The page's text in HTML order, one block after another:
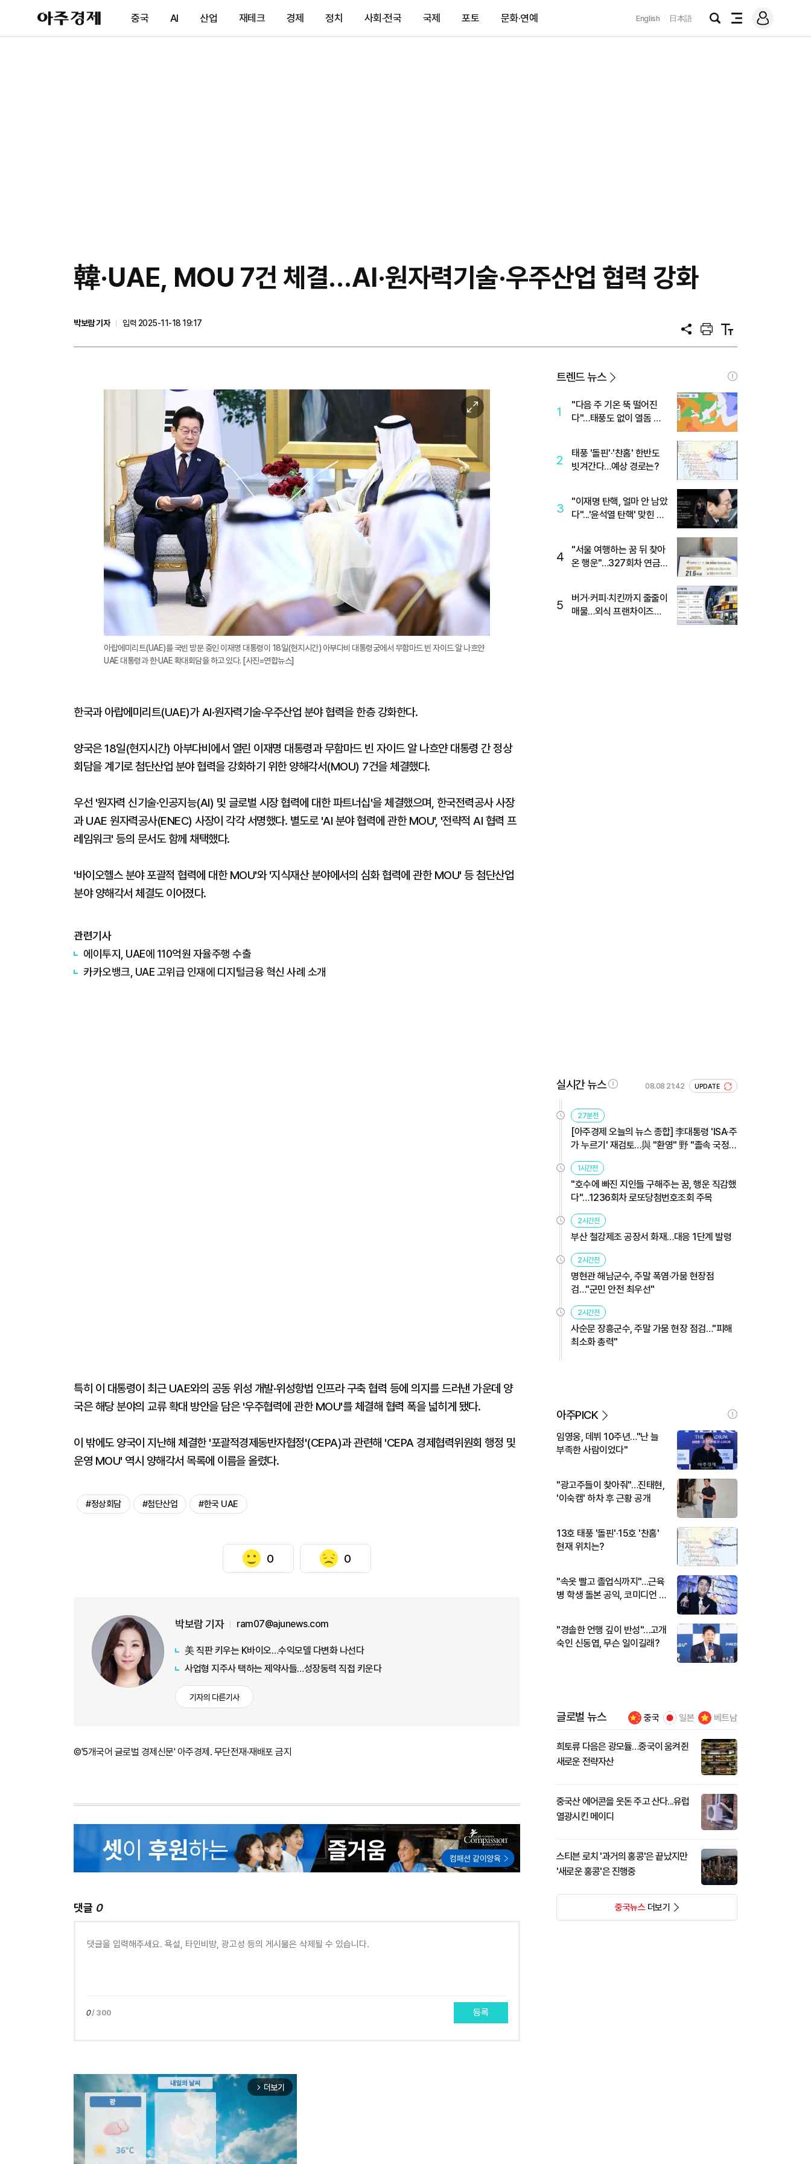
아
주
제
중국 AI 산업 재테크 경제 정치 사회·전국 국제 포토 문화·연예 English 日本語
검
전
메
그
韓·UAE, MOU 7건 체결…AI·원자력기술·우주산업 협력 강화
박보람 기자
입력 2025-11-18 19:17
공
프
트
텍
트
이
미
확
대
아랍에미리트(UAE)를 국빈 방문 중인 이재명 대통령이 18일(현지시간) 아부다비 대통령궁에서 무함마드 빈 자이드 알 나흐얀
UAE 대통령과 한·UAE 확대회담을 하고 있다. [사진=연합뉴스]
한국과 아랍에미리트(UAE)가 AI·원자력기술·우주산업 분야 협력을 한층 강화한다.
양국은 18일(현지시간) 아부다비에서 열린 이재명 대통령과 무함마드 빈 자이드 알 나흐얀 대통령 간 정상
회담을 계기로 첨단산업 분야 협력을 강화하기 위한 양해각서(MOU) 7건을 체결했다.
우선 '원자력 신기술·인공지능(AI) 및 글로벌 시장 협력에 대한 파트너십'을 체결했으며, 한국전력공사 사장
과 UAE 원자력공사(ENEC) 사장이 각각 서명했다. 별도로 'AI 분야 협력에 관한 MOU', '전략적 AI 협력 프
레임워크' 등의 문서도 함께 채택했다.
'바이오헬스 분야 포괄적 협력에 대한 MOU'와 '지식재산 분야에서의 심화 협력에 관한 MOU' 등 첨단산업
분야 양해각서 체결도 이어졌다.
관련기사
에이투지, UAE에 110억원 자율주행 수출
카카오뱅크, UAE 고위급 인재에 디지털금융 혁신 사례 소개
특히 이 대통령이 최근 UAE와의 공동 위성 개발·위성항법 인프라 구축 협력 등에 의지를 드러낸 가운데 양
국은 해당 분야의 교류 확대 방안을 담은 '우주협력에 관한 MOU'를 체결해 협력 폭을 넓히게 됐다.
이 밖에도 양국이 지난해 체결한 '포괄적경제동반자협정'(CEPA)과 관련해 'CEPA 경제협력위원회 행정 및
운영 MOU' 역시 양해각서 목록에 이름을 올렸다.
#정상회담 #첨단산업 #한국 UAE
0 0
박보람 기자 ram07@ajunews.com
美 직판 키우는 K바이오…수익모델 다변화 나선다
사업형 지주사 택하는 제약사들…성장동력 직접 키운다
기자의 다른기사
©'5개국어 글로벌 경제신문' 아주경제. 무단전재·재배포 금지
댓글 0
0/ 300 등록
arrow_forward_ios 더보기
트렌드 뉴스
1
"다음 주 기온 뚝 떨어진
다"…태풍도 없이 열돔 박
2
태풍 '돌핀'·'찬홈' 한반도
빗겨간다…예상 경로는?
3
"이재명 탄핵, 얼마 안 남았
다"...'윤석열 탄핵' 맞힌 무
4
"서울 여행하는 꿈 뒤 찾아
온 행운"…327회차 연금
5
버거·커피·치킨까지 줄줄이
매물…외식 프랜차이즈
실시간 뉴스 08.08 21:42 UPDATE
27분전
[아주경제 오늘의 뉴스 종합] 李대통령 'ISA·주
가 누르기' 재검토…與 "환영" 野 "졸속 국정"
外
1시간전
"호수에 빠진 지인들 구해주는 꿈, 행운 직감했
다"…1236회차 로또당첨번호조회 주목
2시간전
부산 철강제조 공장서 화재…대응 1단계 발령
2시간전
명현관 해남군수, 주말 폭염·가뭄 현장점
검…"군민 안전 최우선"
2시간전
사순문 장흥군수, 주말 가뭄 현장 점검…"피해
최소화 총력"
아주PICK
임영웅, 데뷔 10주년…"난 늘
부족한 사람이었다"
"광고주들이 찾아줘"…진태현,
'이숙캠' 하차 후 근황 공개
13호 태풍 '돌핀'·15호 '찬홈'
현재 위치는?
"속옷 빨고 졸업식까지"…근육
병 학생 돌본 공익, 코미디언 김
"경솔한 언행 깊이 반성"…고개
숙인 신동엽, 무슨 일이길래?
글로벌 뉴스 중국 일본 베트남
희토류 다음은 광모듈…중국이 움켜쥔
새로운 전략자산
중국산 에어콘을 웃돈 주고 산다...유럽
열광시킨 메이디
스티븐 로치 '과거의 홍콩'은 끝났지만
'새로운 홍콩'은 진행중
중국뉴스더보기